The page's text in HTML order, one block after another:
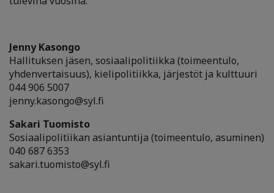
Jenny Kasongo
Hallituksen jäsen, sosiaalipolitiikka (toimeentulo,
yhdenvertaisuus), kielipolitiikka, järjestöt ja kulttuuri
044 906 5007
jenny.kasongo@syl.fi
Sakari Tuomisto
Sosiaalipolitiikan asiantuntija (toimeentulo, asuminen)
040 687 6353
sakari.tuomisto@syl.fi